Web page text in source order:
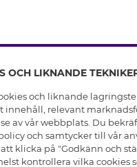
INFO
Leverans
Villkor
Integritetspolicy
Cookies
Medlemsvillkor
OM GLITTER
Black Friday
Våra butiker
HJÄLP
OCH LIKNANDE
och liknande
innehåll, relevant
av vår webbplats. Du
och samtycker till vår
klicka på "Godkänn och
kontrollera vilka cookies